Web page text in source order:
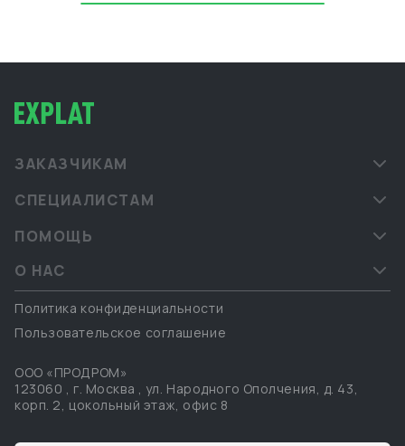
ЗАКАЗЧИКАМ
СПЕЦИАЛИСТАМ
ПОМОЩЬ
О НАС
Политика конфиденциальности
Пользовательское соглашение
ООО «ПРОДРОМ»
123060 , г. Москва , ул. Народного Ополчения, д. 43,
корп. 2, цокольный этаж, офис 8